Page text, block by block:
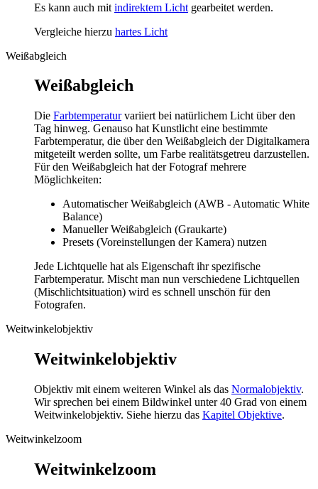
Es kann auch mit indirektem Licht gearbeitet werden.
Vergleiche hierzu hartes Licht
Weißabgleich
Weißabgleich
Die Farbtemperaturvariiert bei natürlichem Licht über den
Tag hinweg. Genauso hat Kunstlicht eine bestimmte
Farbtemperatur, die über den Weißabgleich der Digitalkamera
mitgeteilt werden sollte, um Farbe realitätsgetreu darzustellen.
Für den Weißabgleich hat der Fotograf mehrere
Möglichkeiten:
Automatischer Weißabgleich (AWB - Automatic White
Balance)
Manueller Weißabgleich (Graukarte)
Presets (Voreinstellungen der Kamera) nutzen
Jede Lichtquelle hat als Eigenschaft ihr spezifische
Farbtemperatur. Mischt man nun verschiedene Lichtquellen
(Mischlichtsituation) wird es schnell unschön für den
Fotografen.
Weitwinkelobjektiv
Weitwinkelobjektiv
Objektiv mit einem weiteren Winkel als das Normalobjektiv.
Wir sprechen bei einem Bildwinkel unter 40 Grad von einem
Weitwinkelobjektiv. Siehe hierzu das Kapitel Objektive.
Weitwinkelzoom
Weitwinkelzoom